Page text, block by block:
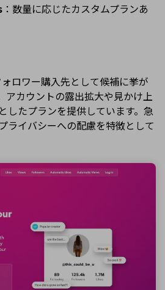
：数量に応じたカスタムプランあ
ロワー購入先として候補に挙が
アカウントの露出拡大や見かけ上
したプランを提供しています。急
ライバシーへの配慮を特徴として